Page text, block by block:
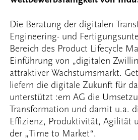
Die Beratung der digitalen
Engineering- und
Bereich des Product Lifecycle
Einführung von „digitalen
attraktiver Wachstumsmarkt.
liefern die digitale Zukunft für
unterstützt :em AG die
Transformation und damit u.a.
Effizienz, Produktivität, Agilität
der „Time to Market“.